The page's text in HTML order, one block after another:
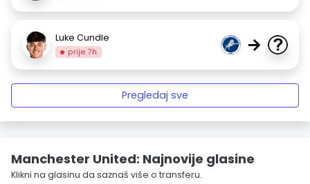
Luke Cundle
prije 7h →
Pregledaj sve
Manchester United: Najnovije glasine
Klikni na glasinu da saznaš više o transferu.